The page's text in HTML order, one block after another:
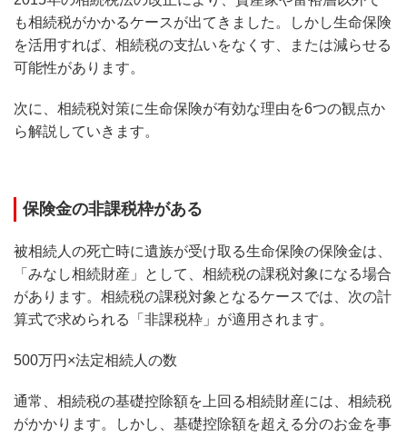
も相続税がかかるケースが出てきました。しかし生命保険
を活用すれば、相続税の支払いをなくす、または減らせる
可能性があります。
次に、相続税対策に生命保険が有効な理由を6つの観点か
ら解説していきます。
保険金の非課税枠がある
被相続人の死亡時に遺族が受け取る生命保険の保険金は、
「みなし相続財産」として、相続税の課税対象になる場合
があります。相続税の課税対象となるケースでは、次の計
算式で求められる「非課税枠」が適用されます。
500万円×法定相続人の数
通常、相続税の基礎控除額を上回る相続財産には、相続税
がかかります。しかし、基礎控除額を超える分のお金を事